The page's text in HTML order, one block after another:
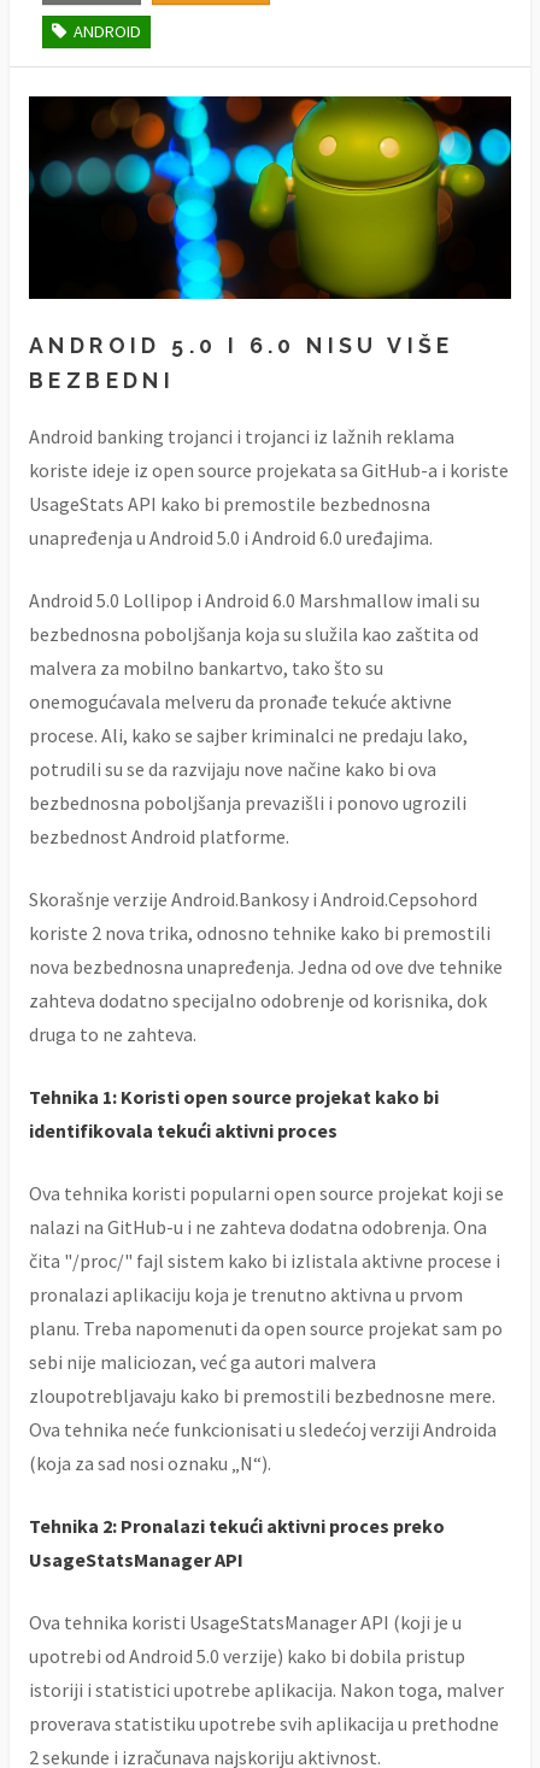
ANDROID
ANDROID 5.0 I 6.0 NISU VIŠE
BEZBEDNI
Android banking trojanci i trojanci iz lažnih reklama
koriste ideje iz open source projekata sa GitHub-a i koriste
UsageStats API kako bi premostile bezbednosna
unapređenja u Android 5.0 i Android 6.0 uređajima.
Android 5.0 Lollipop i Android 6.0 Marshmallow imali su
bezbednosna poboljšanja koja su služila kao zaštita od
malvera za mobilno bankartvo, tako što su
onemogućavala melveru da pronađe tekuće aktivne
procese. Ali, kako se sajber kriminalci ne predaju lako,
potrudili su se da razvijaju nove načine kako bi ova
bezbednosna poboljšanja prevazišli i ponovo ugrozili
bezbednost Android platforme.
Skorašnje verzije Android.Bankosy i Android.Cepsohord
koriste 2 nova trika, odnosno tehnike kako bi premostili
nova bezbednosna unapređenja. Jedna od ove dve tehnike
zahteva dodatno specijalno odobrenje od korisnika, dok
druga to ne zahteva.
Tehnika 1: Koristi open source projekat kako bi
identifikovala tekući aktivni proces
Ova tehnika koristi popularni open source projekat koji se
nalazi na GitHub-u i ne zahteva dodatna odobrenja. Ona
čita "/proc/" fajl sistem kako bi izlistala aktivne procese i
pronalazi aplikaciju koja je trenutno aktivna u prvom
planu. Treba napomenuti da open source projekat sam po
sebi nije maliciozan, već ga autori malvera
zloupotrebljavaju kako bi premostili bezbednosne mere.
Ova tehnika neće funkcionisati u sledećoj verziji Androida
(koja za sad nosi oznaku „N“).
Tehnika 2: Pronalazi tekući aktivni proces preko
UsageStatsManager API
Ova tehnika koristi UsageStatsManager API (koji je u
upotrebi od Android 5.0 verzije) kako bi dobila pristup
istoriji i statistici upotrebe aplikacija. Nakon toga, malver
proverava statistiku upotrebe svih aplikacija u prethodne
2 sekunde i izračunava najskoriju aktivnost.